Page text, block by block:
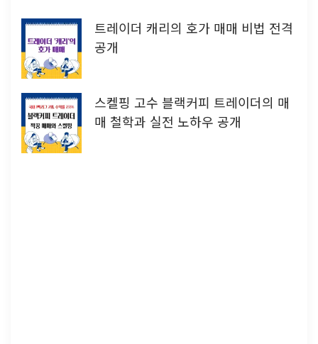
트레이더 캐리의 호가 매매 비법 전격
공개
스켈핑 고수 블랙커피 트레이더의 매
매 철학과 실전 노하우 공개